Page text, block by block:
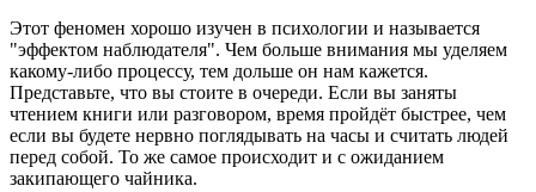
Этот феномен хорошо изучен в психологии и называется
"эффектом наблюдателя". Чем больше внимания мы уделяем
какому-либо процессу, тем дольше он нам кажется.
Представьте, что вы стоите в очереди. Если вы заняты
чтением книги или разговором, время пройдёт быстрее, чем
если вы будете нервно поглядывать на часы и считать людей
перед собой. То же самое происходит и с ожиданием
закипающего чайника.